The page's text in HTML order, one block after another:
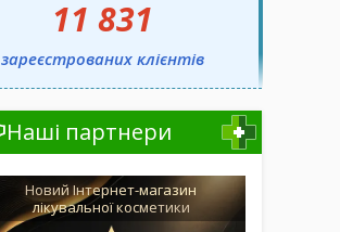
11 831
зареєстрованих клієнтів
Наші партнери
Новий Інтернет-магазин
лікувальної косметики